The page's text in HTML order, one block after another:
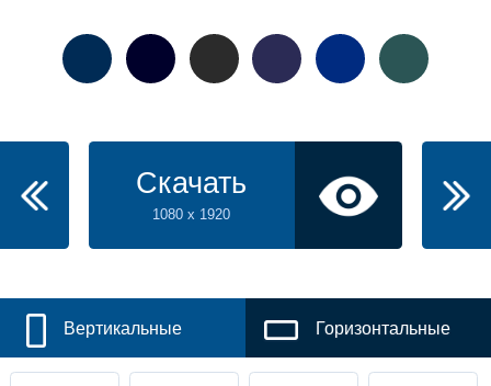
Скачать
1080 x 1920
Вертикальные Горизонтальные